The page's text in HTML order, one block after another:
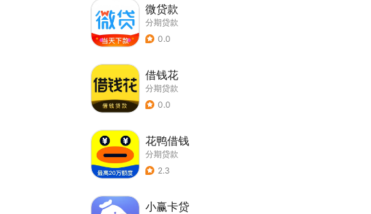
微贷款
分期贷款
0.0
借钱花
分期贷款
0.0
花鸭借钱
分期贷款
2.3
小赢卡贷